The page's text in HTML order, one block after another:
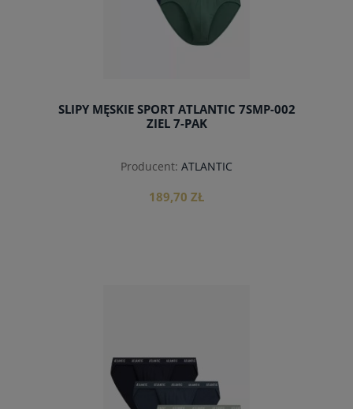
SLIPY MĘSKIE SPORT ATLANTIC 7SMP-002
ZIEL 7-PAK
Producent: ATLANTIC
189,70 ZŁ